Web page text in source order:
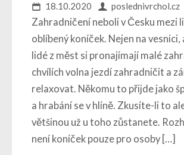
18.10.2020 poslednivrchol.cz
Zahradničení neboli v Česku mezi
oblíbený koníček. Nejen na vesnici,
lidé z měst si pronajímají malé
chvílích volna jezdí zahradničit a
relaxovat. Někomu to přijde jako
a hrabání se v hlíně. Zkusíte-li to
většinou už u toho zůstanete.
není koníček pouze pro osoby […]